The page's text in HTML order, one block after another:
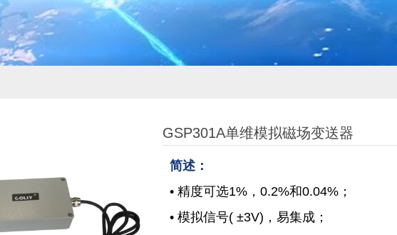
GSP301A单维模拟磁场变送器
简述：
• 精度可选1%，0.2%和0.04%；
• 模拟信号( ±3V)，易集成；